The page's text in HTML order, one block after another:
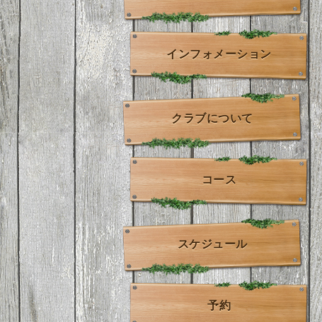
インフォメーション
クラブについて
コース
スケジュール
予約